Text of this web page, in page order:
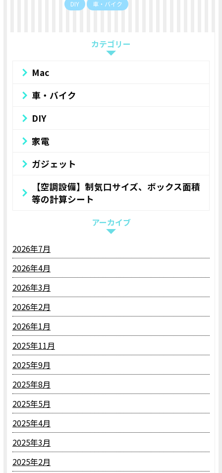
DIY 車・バイク
カテゴリー
Mac
車・バイク
DIY
家電
ガジェット
【空調設備】制気口サイズ、ボックス面積
等の計算シート
アーカイブ
2026年7月
2026年4月
2026年3月
2026年2月
2026年1月
2025年11月
2025年9月
2025年8月
2025年5月
2025年4月
2025年3月
2025年2月